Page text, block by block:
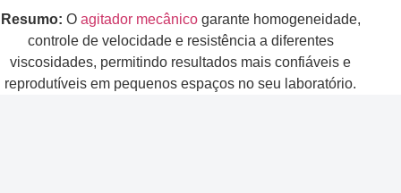
Resumo: O agitador mecânicogarante homogeneidade,
controle de velocidade e resistência a diferentes
viscosidades, permitindo resultados mais confiáveis e
reprodutíveis em pequenos espaços no seu laboratório.